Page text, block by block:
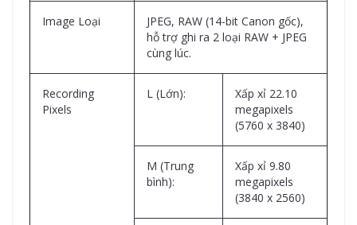
Image Loại
JPEG, RAW (14-bit Canon gốc),
hỗ trợ ghi ra 2 loại RAW + JPEG
cùng lúc.
Recording
Pixels
L (Lớn):
Xấp xỉ 22.10
megapixels
(5760 x 3840)
M (Trung
bình):
Xấp xỉ 9.80
megapixels
(3840 x 2560)